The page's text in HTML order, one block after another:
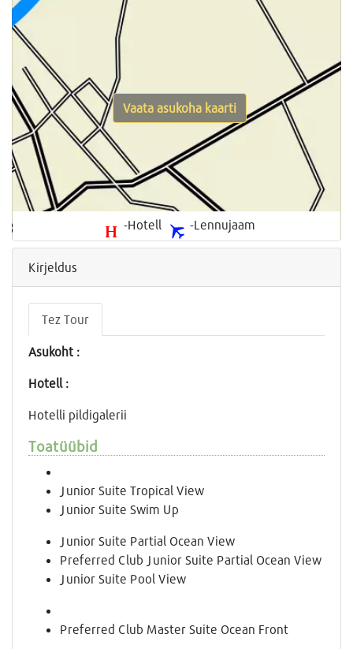
-Hotell -Lennujaam
Vaata asukoha kaarti
Kirjeldus
Tez Tour
Asukoht :
Hotell :
Hotelli pildigalerii
Toatüübid
Junior Suite Tropical View
Junior Suite Swim Up
Junior Suite Partial Ocean View
Preferred Club Junior Suite Partial Ocean View
Junior Suite Pool View
Preferred Club Master Suite Ocean Front